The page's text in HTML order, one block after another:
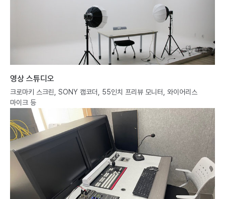
영상 스튜디오
크로마키 스크린, SONY 캠코더, 55인치 프리뷰 모니터, 와이어리스
마이크 등